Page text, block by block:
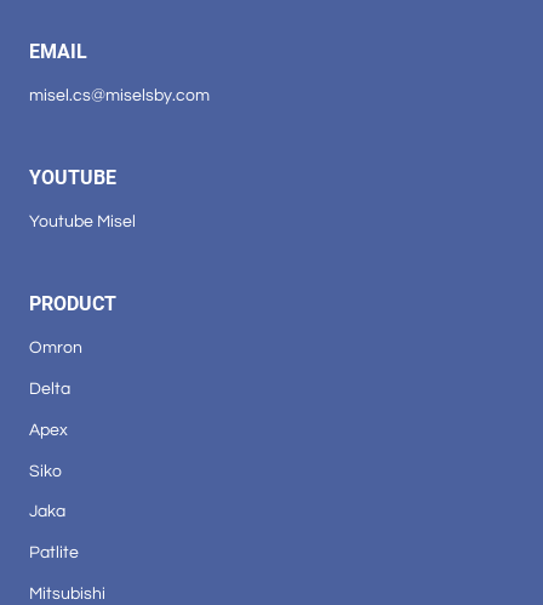
EMAIL
misel.cs@miselsby.com
YOUTUBE
Youtube Misel
PRODUCT
Omron
Delta
Apex
Siko
Jaka
Patlite
Mitsubishi